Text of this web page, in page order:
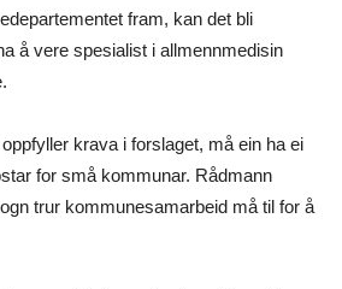
fram, kan det bli
å vere spesialist i allmennmedisin
krava i forslaget, må ein ha ei
for små kommunar. Rådmann
trur kommunesamarbeid må til for å